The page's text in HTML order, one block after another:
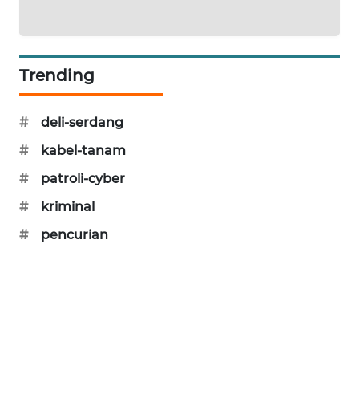
Trending
#
deli-serdang
#
kabel-tanam
#
patroli-cyber
#
kriminal
#
pencurian
PORTAL
KONSUMEN
FORWAMKI
ALPERKLINAS
FORJASIDA